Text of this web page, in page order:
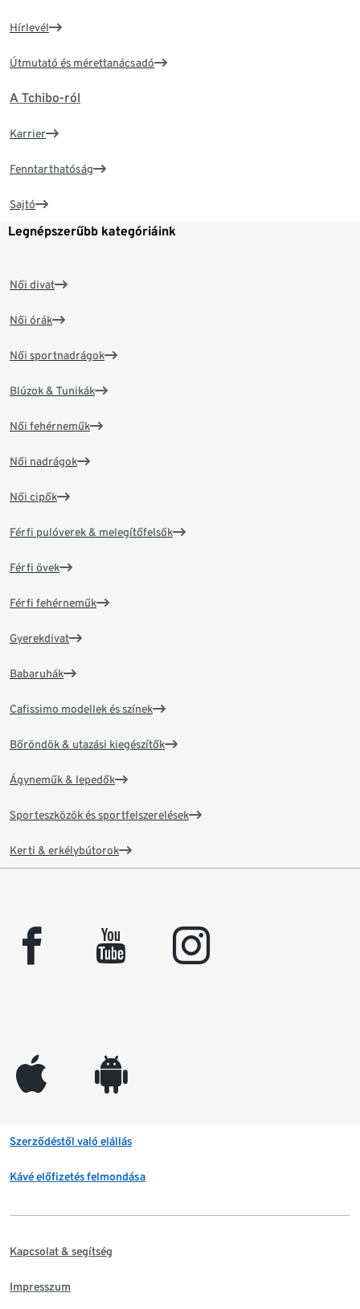
Hírlevél
Útmutató és mérettanácsadó
A Tchibo-ról
Karrier
Fenntarthatóság
Sajtó
Legnépszerűbb kategóriáink
Női divat
Női órák
Női sportnadrágok
Blúzok & Tunikák
Női fehérneműk
Női nadrágok
Női cipők
Férfi pulóverek & melegítőfelsők
Férfi övek
Férfi fehérneműk
Gyerekdivat
Babaruhák
Cafissimo modellek és színek
Bőröndök & utazási kiegészítők
Ágyneműk & lepedők
Sporteszközök és sportfelszerelések
Kerti & erkélybútorok
facebook youtube instagram
appleinc android
Szerződéstől való elállás
Kávé előfizetés felmondása
Kapcsolat & segítség
Impresszum